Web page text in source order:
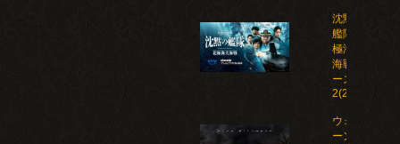
沈黙の
艦隊 北
極海大
海戦 シ
ーズン
2(2026)
ウォー・マシ
ーン: 未知な